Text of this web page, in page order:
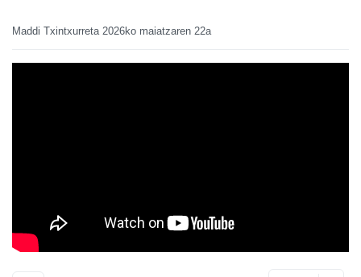
Maddi Txintxurreta 2026ko maiatzaren 22a